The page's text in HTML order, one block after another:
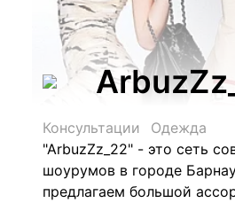
Консультации
Одежда
"ArbuzZz_22" - это сеть
шоурумов в городе
предлагаем большой